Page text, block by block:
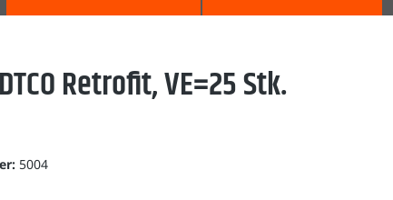
Retrofit, VE=25 Stk.
5004